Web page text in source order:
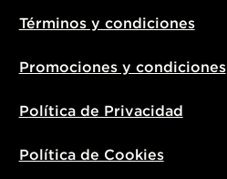
Términos y condiciones
Promociones y condiciones
Política de Privacidad
Política de Cookies